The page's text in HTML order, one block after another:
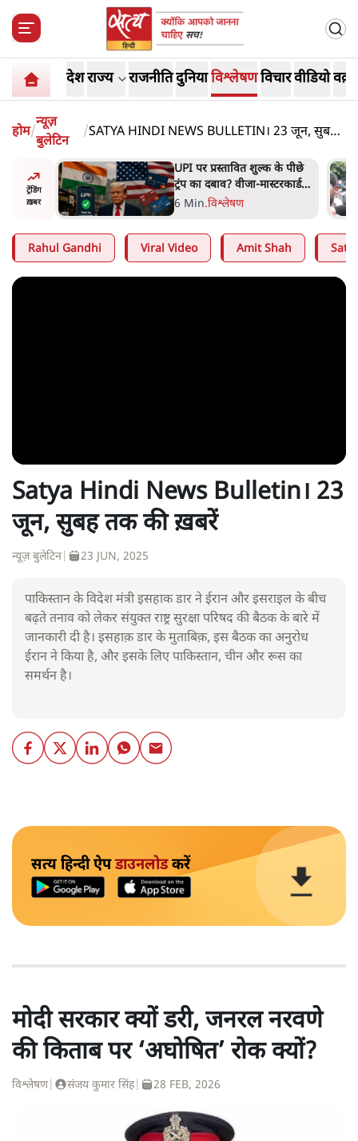
देशराज्य राजनीतिदुनियाविश्लेषणविचारवीडियो
होम/
न्यूज़
बुलेटिन
/SATYA HINDI NEWS BULLETIN। 23 जून, सुबह
ट्रेंडिंग
ख़बर
UPI पर प्रस्तावित शुल्क के पीछे
ट्रंप का दबाव? वीजा-मास्टरकार्ड
को फायदा पहुँचाने की चर्चा
6 Min.विश्लेषण
Rahul Gandhi Viral Video Amit Shah
Satya Hindi News Bulletin। 23
जून, सुबह तक की ख़बरें
न्यूज़ बुलेटिन 23 JUN, 2025
पाकिस्तान के विदेश मंत्री इसहाक डार ने ईरान और इसराइल के बीच
बढ़ते तनाव को लेकर संयुक्त राष्ट्र सुरक्षा परिषद की बैठक के बारे में
जानकारी दी है। इसहाक़ डार के मुताबिक़, इस बैठक का अनुरोध
ईरान ने किया है, और इसके लिए पाकिस्तान, चीन और रूस का
समर्थन है।
सत्य हिन्दी ऐपडाउनलोडकरें
मोदी सरकार क्यों डरी, जनरल नरवणे
की किताब पर ‘अघोषित’ रोक क्यों?
विश्लेषण| संजय कुमार सिंह| 28 FEB, 2026